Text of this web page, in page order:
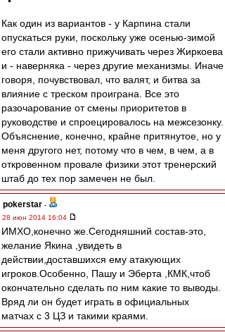
Как один из вариантов - у Карпина стали
опускаться руки, поскольку уже осенью-зимой
его стали активно прижучивать через Жиркоева
и - наверняка - через другие механизмы. Иначе
говоря, почувствовал, что валят, и битва за
влияние с треском проиграна. Все это
разочарование от смены приоритетов в
руководстве и спроецировалось на межсезонку.
Объяснение, конечно, крайне притянутое, но у
меня другого нет, потому что в чем, в чем, а в
откровенном провале физики этот тренерский
штаб до тех пор замечен не был.
pokerstar -
28 июн 2014 16:04
ИМХО,конечно же.Сегодняшний состав-это,
желание Якина ,увидеть в
действии,доставшихся ему атакующих
игроков.Особенно, Пашу и Эберта ,КМК,чтоб
окончательно сделать по ним какие то выводы.
Вряд ли он будет играть в официальных
матчах с 3 ЦЗ и такими краями.